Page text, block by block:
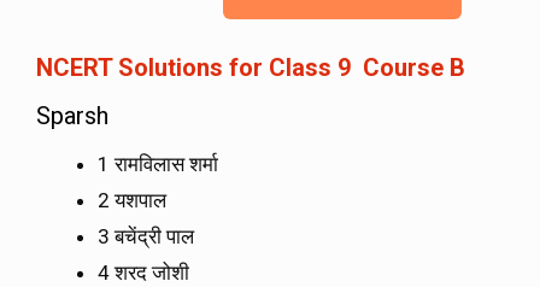
NCERT Solutions for Class 9 Course B
Sparsh
1 रामविलास शर्मा
2 यशपाल
3 बचेंद्री पाल
4 शरद जोशी